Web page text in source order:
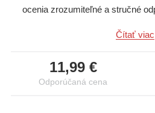
ocenia zrozumiteľné a stručné
technológií a odhaľte spolu s
úlohy a cvičenia na rozvíjanie
Čítať viac
11,99 €
Odporúčaná cena